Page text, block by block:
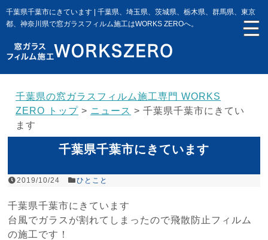
千葉県千葉市にきています | 千葉県、埼玉県、茨城県、栃木県、群馬県、東京
都、神奈川県で窓ガラスフィルム施工はWORKS ZEROへ。
千葉県の窓ガラスフィルム施工専門 WORKS
ZERO トップ > ニュース >千葉県千葉市にきてい
ます
千葉県千葉市にきています
2019/10/24 ひとこと
千葉県千葉市にきています
台風でガラスが割れてしまったので飛散防止フィルム
の施工です！